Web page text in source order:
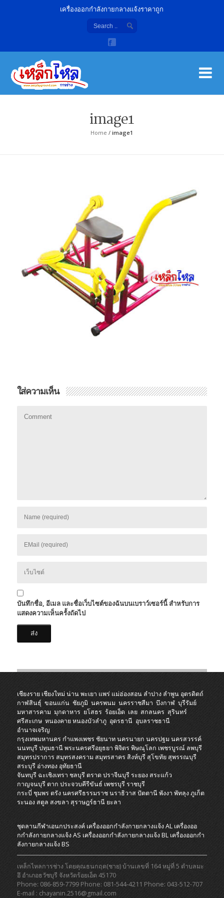
เครื่องออกกำลังกายกลางแจ้งราคาถูก
image1
Home /image1
ใส่ความเห็น
บันทึกชื่อ, อีเมล และชื่อเว็บไซต์ของฉันบนเบราว์เซอร์นี้ สำหรับการ
แสดงความเห็นครั้งถัดไป
เชียงราย เชียงใหม่ น่านพะเยา แพร่ แม่ฮ่องสอน ลำปาง ลำพูน อุตรดิตถ์
กาฬสินธุ์ ขอนแก่น ชัยภูมิ นครพนม นครราชสีมา บึงกาฬ บุรีรัมย์
มหาสารคาม มุกดาหาร ยโสธร ร้อยเอ็ด เลย สกลนคร สุรินทร์
ศรีสะเกษ หนองคายหนองบัวลำภู อุดรธานี อุบลราชธานี
อำนาจเจริญ
กรุงเทพมหานคร กำแพงเพชร ชัยนาทนครนายก นครปฐม นครสวรรค์
นนทบุรีปทุมธานีพระนครศรีอยุธยา พิจิตรพิษณุโลก เพชรบูรณ์ ลพบุรี
สมุทรปราการสมุทรสงคราม สมุทรสาครสิงห์บุรี สุโขทัยสุพรรณบุรี
สระบุรี อ่างทอง อุทัยธานี
จันทบุรี ฉะเชิงเทรา ชลบุรี ตราดปราจีนบุรีระยองสระแก้ว
กาญจนบุรีตาก ประจวบคีรีขันธ์ เพชรบุรีราชบุรี
กระบี่ ชุมพร ตรังนครศรีธรรมราชนราธิวาสปัตตานีพังงา พัทลุงภูเก็ต
ระนอง สตูล สงขลา สุราษฎร์ธานี ยะลา
ชุดลานกีฬาเอนกประสงค์ เครื่องออกกําลังกายกลางแจ้ง AL เครื่องออ
กกําลังกายกลางแจ้ง AS เครื่องออกกําลังกายกลางแจ้ง BL เครื่องออกกํา
ลังกายกลางแจ้ง BS
เหล็กไหลการช่าง โดยคุณธนกฤต(ชาย) บ้านเลขที่ 164 หมู่ที่ 5 ตำบลมะ
อึ อำเภอธวัชบุรี จังหวัดร้อยเอ็ด 45170
Phone: 086-859-7799 Phone: 081-544-4211 Phone: 043-512-707
E-mail : chayanin.2516@gmail.com